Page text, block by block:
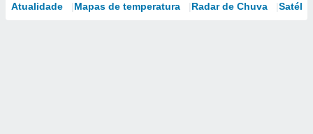
Atualidade Mapas de temperatura Radar de Chuva